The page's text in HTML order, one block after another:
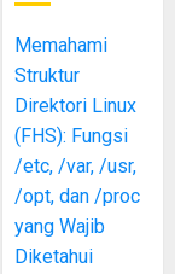
Memahami
Struktur
Direktori Linux
(FHS): Fungsi
/etc, /var, /usr,
/opt, dan /proc
yang Wajib
Diketahui